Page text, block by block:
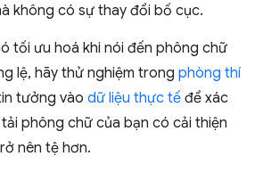
không có sự thay đổi bố cục.
tối ưu hoá khi nói đến phông chữ
lệ, hãy thử nghiệm trong phòng thí
tưởng vào dữ liệu thực tế để xác
phông chữ của bạn có cải thiện
nên tệ hơn.